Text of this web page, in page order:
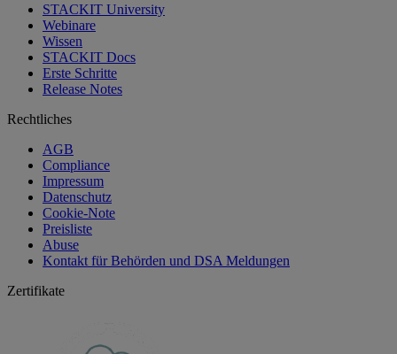
STACKIT University
Webinare
Wissen
STACKIT Docs
Erste Schritte
Release Notes
Rechtliches
AGB
Compliance
Impressum
Datenschutz
Cookie-Note
Preisliste
Abuse
Kontakt für Behörden und DSA Meldungen
Zertifikate